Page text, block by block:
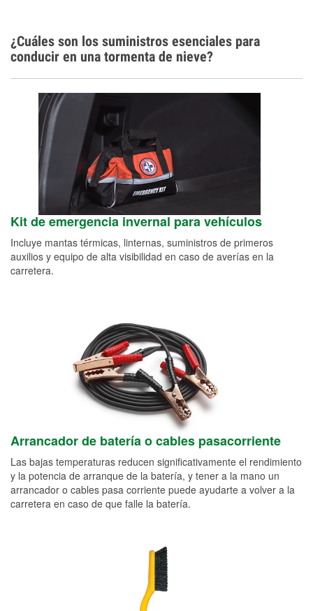
¿Cuáles son los suministros esenciales para
conducir en una tormenta de nieve?
Kit de emergencia invernal para vehículos
Incluye mantas térmicas, linternas, suministros de primeros
auxilios y equipo de alta visibilidad en caso de averías en la
carretera.
Arrancador de batería o cables pasacorriente
Las bajas temperaturas reducen significativamente el rendimiento
y la potencia de arranque de la batería, y tener a la mano un
arrancador o cables pasa corriente puede ayudarte a volver a la
carretera en caso de que falle la batería.